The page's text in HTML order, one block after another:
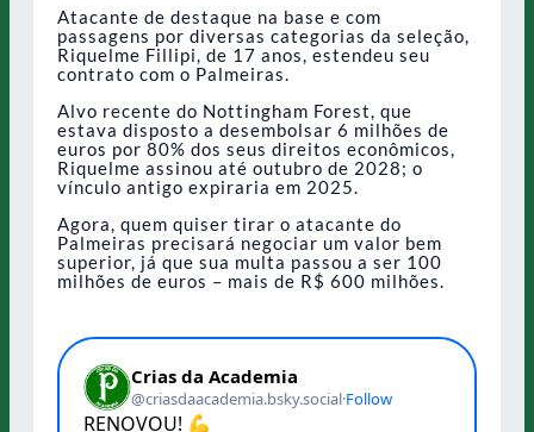
Atacante de destaque na base e com
passagens por diversas categorias da seleção,
Riquelme Fillipi, de 17 anos, estendeu seu
contrato com o Palmeiras.
Alvo recente do Nottingham Forest, que
estava disposto a desembolsar 6 milhões de
euros por 80% dos seus direitos econômicos,
Riquelme assinou até outubro de 2028; o
vínculo antigo expiraria em 2025.
Agora, quem quiser tirar o atacante do
Palmeiras precisará negociar um valor bem
superior, já que sua multa passou a ser 100
milhões de euros – mais de R$ 600 milhões.